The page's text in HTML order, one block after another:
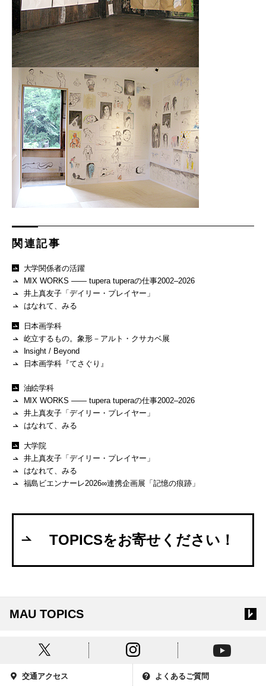
関連記事
大学関係者の活躍
MIX WORKS —— tupera tuperaの仕事2002–2026
井上真友子「デイリー・プレイヤー」
はなれて、みる
日本画学科
屹立するもの。象形－アルト・クサカベ展
Insight / Beyond
日本画学科『てさぐり』
油絵学科
MIX WORKS —— tupera tuperaの仕事2002–2026
井上真友子「デイリー・プレイヤー」
はなれて、みる
大学院
井上真友子「デイリー・プレイヤー」
はなれて、みる
福島ビエンナーレ2026∞連携企画展「記憶の痕跡」
TOPICSをお寄せください！
MAU TOPICS
交通アクセス よくあるご質問